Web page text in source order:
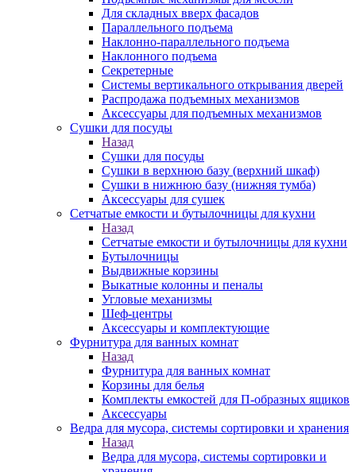
Для складных вверх фасадов
Параллельного подъема
Наклонно-параллельного подъема
Наклонного подъема
Секретерные
Системы вертикального открывания дверей
Распродажа подъемных механизмов
Аксессуары для подъемных механизмов
Сушки для посуды
Назад
Сушки для посуды
Сушки в верхнюю базу (верхний шкаф)
Сушки в нижнюю базу (нижняя тумба)
Аксессуары для сушек
Сетчатые емкости и бутылочницы для кухни
Назад
Сетчатые емкости и бутылочницы для кухни
Бутылочницы
Выдвижные корзины
Выкатные колонны и пеналы
Угловые механизмы
Шеф-центры
Аксессуары и комплектующие
Фурнитура для ванных комнат
Назад
Фурнитура для ванных комнат
Корзины для белья
Комплекты емкостей для П-образных ящиков
Аксессуары
Ведра для мусора, системы сортировки и хранения
Назад
Ведра для мусора, системы сортировки и